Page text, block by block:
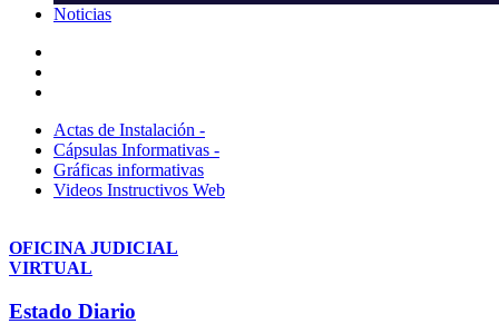
Noticias
Actas de Instalación -
Cápsulas Informativas -
Gráficas informativas
Videos Instructivos Web
OFICINA JUDICIAL
VIRTUAL
Estado Diario